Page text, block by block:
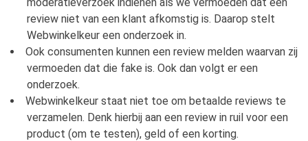
review niet van een klant afkomstig is. Daarop stelt
Webwinkelkeur een onderzoek in.
Ook consumenten kunnen een review melden waarvan zij
vermoeden dat die fake is. Ook dan volgt er een
onderzoek.
Webwinkelkeur staat niet toe om betaalde reviews te
verzamelen. Denk hierbij aan een review in ruil voor een
product (om te testen), geld of een korting.